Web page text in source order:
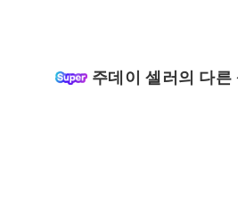
주데이 셀러의 다른